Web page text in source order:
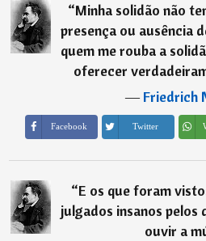
“Minha solidão não
presença ou ausência
quem me rouba a
oferecer
―Friedrich
Facebook Twitter
“E os que foram
julgados insanos pelos
ouvir a